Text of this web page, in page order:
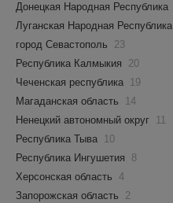
Донецкая Народная Республика
Луганская Народная Республика
город Севастополь
23
Республика Калмыкия
20
Чеченская республика 19
Магаданская область
14
Ненецкий автономный округ 11
Республика Тыва 10
Республика Ингушетия
8
Херсонская область 4
Запорожская область
2